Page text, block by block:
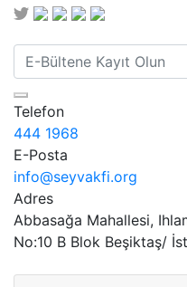
Telefon
444 1968
E-Posta
info@seyvakfi.org
Adres
Abbasağa Mahallesi,
No:10 B Blok Beşiktaş/